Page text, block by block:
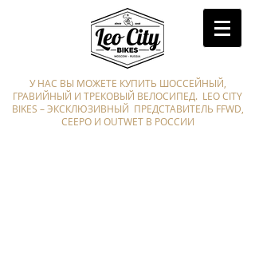
У НАС ВЫ МОЖЕТЕ КУПИТЬ ШОССЕЙНЫЙ,
ГРАВИЙНЫЙ И ТРЕКОВЫЙ ВЕЛОСИПЕД. LEO CITY
BIKES – ЭКСКЛЮЗИВНЫЙ ПРЕДСТАВИТЕЛЬ FFWD,
CEEPO И OUTWET В РОССИИ